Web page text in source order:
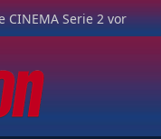
Serie 2 vor